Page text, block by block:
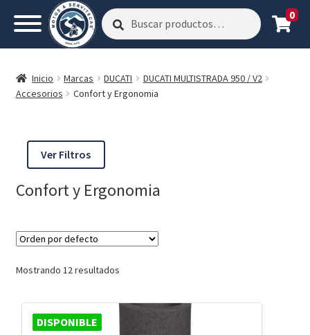
Buscar
por:
Buscar 0
Inicio Marcas DUCATI
DUCATI MULTISTRADA 950 / V2
Accesorios
Confort y Ergonomia
Ver Filtros
Confort y Ergonomia
Mostrando 12 resultados
DISPONIBLE